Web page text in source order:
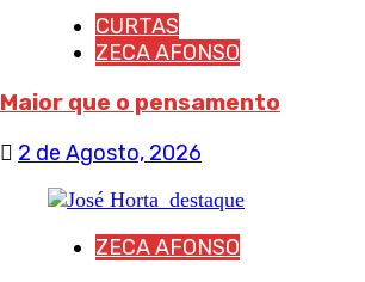
CURTAS
ZECA AFONSO
Maior que o pensamento
2 de Agosto, 2026
ZECA AFONSO